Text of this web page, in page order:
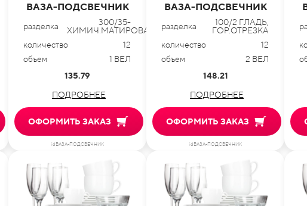
ВАЗА-ПОДСВЕЧНИК
разделка
300/35-
ХИМИЧ.МАТИРОВАНИЕ
количество
12
объем
1 ВЕЛ
135.79
ПОДРОБНЕЕ
ОФОРМИТЬ ЗАКАЗ
idВАЗА-ПОДСВЕЧНИК
ВАЗА-ПОДСВЕЧНИК
разделка
100/2 ГЛАДЬ,
ГОР.ОТРЕЗКА
количество
12
объем
2 ВЕЛ
148.21
ПОДРОБНЕЕ
ОФОРМИТЬ ЗАКАЗ
idВАЗА-ПОДСВЕЧНИК